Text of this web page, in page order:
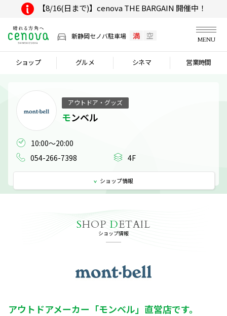
【8/16(日まで)】cenova THE BARGAIN 開催中！
新静岡セノバ駐車場 満 空 MENU
ショップ グルメ シネマ 営業時間
アウトドア・グッズ
モンベル
054-266-7398
4F
ショップ情報
SHOP DETAIL
ショップ情報
アウトドアメーカー「モンベル」直営店です。